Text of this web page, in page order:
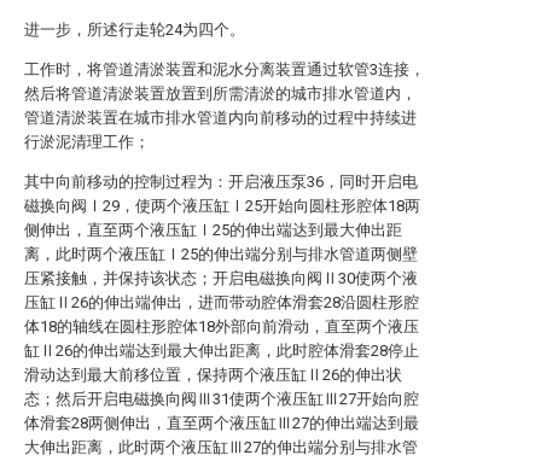
进一步，所述行走轮24为四个。
工作时，将管道清淤装置和泥水分离装置通过软管3连接，
然后将管道清淤装置放置到所需清淤的城市排水管道内，
管道清淤装置在城市排水管道内向前移动的过程中持续进
行淤泥清理工作；
其中向前移动的控制过程为：开启液压泵36，同时开启电
磁换向阀Ⅰ29，使两个液压缸Ⅰ25开始向圆柱形腔体18两
侧伸出，直至两个液压缸Ⅰ25的伸出端达到最大伸出距
离，此时两个液压缸Ⅰ25的伸出端分别与排水管道两侧壁
压紧接触，并保持该状态；开启电磁换向阀Ⅱ30使两个液
压缸Ⅱ26的伸出端伸出，进而带动腔体滑套28沿圆柱形腔
体18的轴线在圆柱形腔体18外部向前滑动，直至两个液压
缸Ⅱ26的伸出端达到最大伸出距离，此时腔体滑套28停止
滑动达到最大前移位置，保持两个液压缸Ⅱ26的伸出状
态；然后开启电磁换向阀Ⅲ31使两个液压缸Ⅲ27开始向腔
体滑套28两侧伸出，直至两个液压缸Ⅲ27的伸出端达到最
大伸出距离，此时两个液压缸Ⅲ27的伸出端分别与排水管